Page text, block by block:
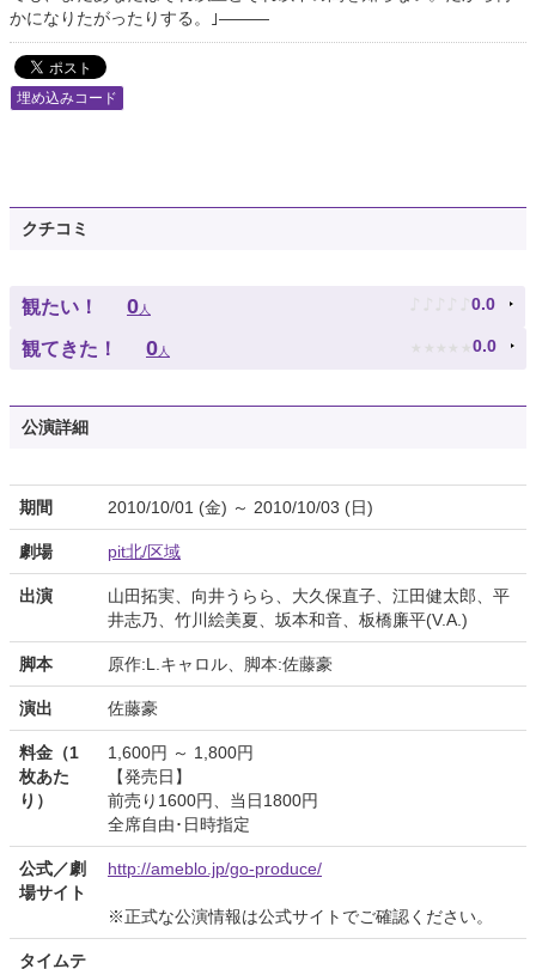
かになりたがったりする。｣―――
埋め込みコード
クチコミ
観たい！ 0人 ♪ ♪ ♪ ♪ ♪ 0.0
観てきた！ 0人 ★ ★ ★ ★ ★ 0.0
公演詳細
期間 2010/10/01 (金) ～ 2010/10/03 (日)
劇場 pit北/区域
出演
山田拓実、向井うらら、大久保直子、江田健太郎、平
井志乃、竹川絵美夏、坂本和音、板橋廉平(V.A.)
脚本 原作:L.キャロル、脚本:佐藤豪
演出 佐藤豪
料金（1
枚あた
り）
1,600円 ～ 1,800円
【発売日】
前売り1600円、当日1800円
全席自由･日時指定
公式／劇
場サイト
http://ameblo.jp/go-produce/
※正式な公演情報は公式サイトでご確認ください。
タイムテ